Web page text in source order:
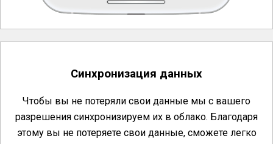
Синхронизация данных
Чтобы вы не потеряли свои данные мы с вашего
разрешения синхронизируем их в облако. Благодаря
этому вы не потеряете свои данные, сможете легко